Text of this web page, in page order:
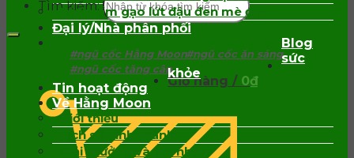
Tìm kiếm:
#ngũ cốc Hằng Moon#ngũ cốc ăn sáng
#ngũ cốc tăng cân
Giỏ hàng / 0₫
Bột mầm gạo lứt đậu đen mè đen
Đại lý/Nhà phân phối
Blog
sức
khỏe
Tin hoạt động
Về Hằng Moon
Giới thiệu
Lịch sử hình thành
Giải thưởng và ghi nhận